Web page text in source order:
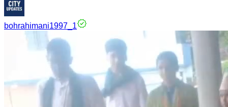
bohrahimani1997_1